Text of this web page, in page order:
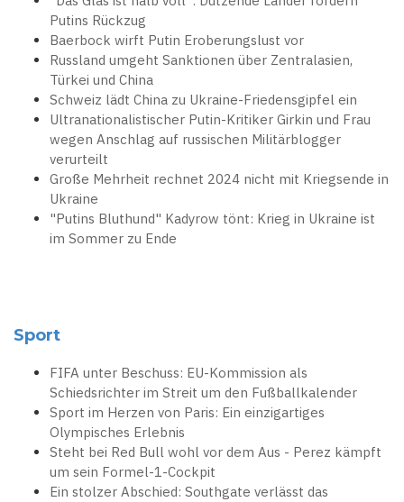
Putins Rückzug
Baerbock wirft Putin Eroberungslust vor
Russland umgeht Sanktionen über Zentralasien,
Türkei und China
Schweiz lädt China zu Ukraine-Friedensgipfel ein
Ultranationalistischer Putin-Kritiker Girkin und Frau
wegen Anschlag auf russischen Militärblogger
verurteilt
Große Mehrheit rechnet 2024 nicht mit Kriegsende in
Ukraine
"Putins Bluthund" Kadyrow tönt: Krieg in Ukraine ist
im Sommer zu Ende
Sport
FIFA unter Beschuss: EU-Kommission als
Schiedsrichter im Streit um den Fußballkalender
Sport im Herzen von Paris: Ein einzigartiges
Olympisches Erlebnis
Steht bei Red Bull wohl vor dem Aus - Perez kämpft
um sein Formel-1-Cockpit
Ein stolzer Abschied: Southgate verlässt das